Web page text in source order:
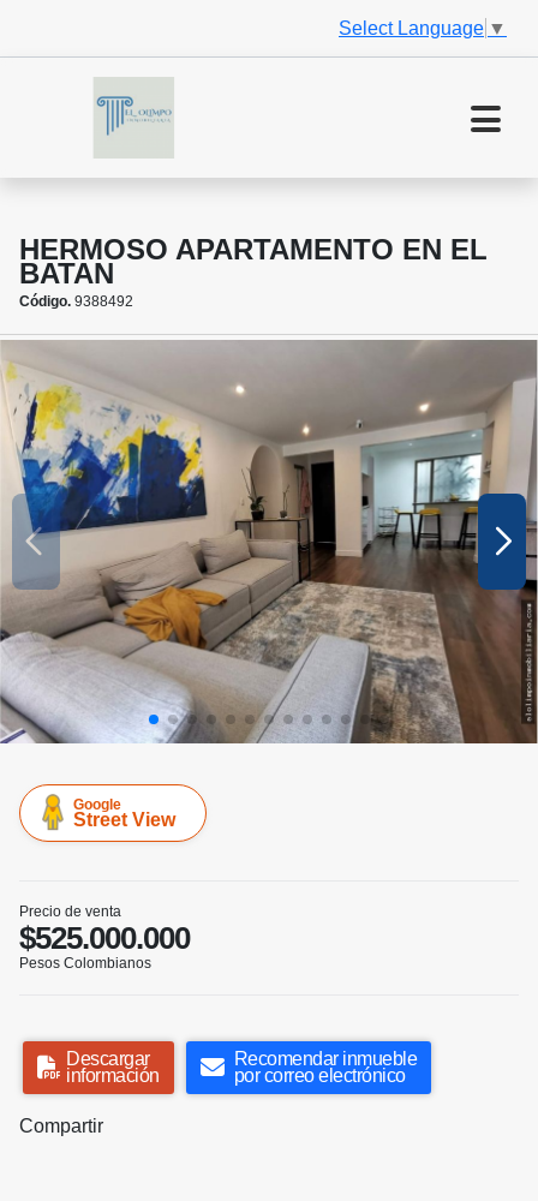
Select Language ▼
HERMOSO APARTAMENTO EN EL
BATAN
Código. 9388492
Google
Street View
Precio de venta
$525.000.000
Pesos Colombianos
Descargar
información
Recomendar inmueble
por correo electrónico
Compartir